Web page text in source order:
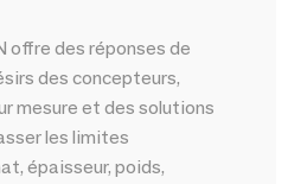
offre des réponses de
des concepteurs,
mesure et des solutions
les limites
épaisseur, poids,